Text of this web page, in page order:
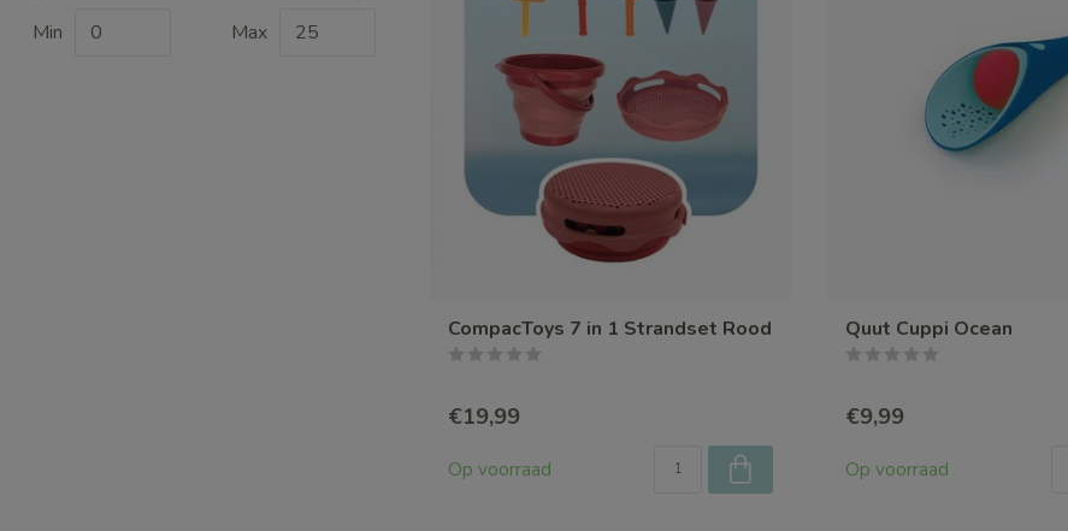
Min Max
CompacToys 7 in 1 Strandset Rood
€19,99
Op voorraad
Quut Cuppi Ocean
€9,99
Op voorraad